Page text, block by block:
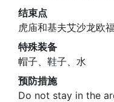
结束点
虎庙和基夫艾沙龙欧
特殊装备
帽子、鞋子、水
预防措施
Do not stay in the